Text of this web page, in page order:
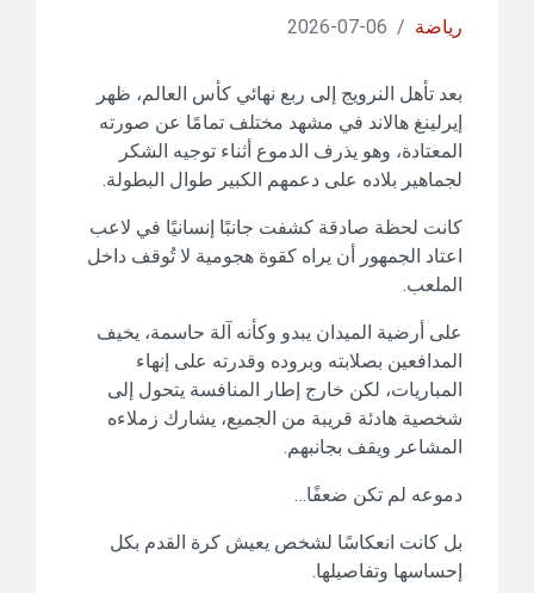
رياضة /
06-07-2026
بعد تأهل النرويج إلى ربع نهائي كأس العالم، ظهر
إيرلينغ هالاند في مشهد مختلف تمامًا عن صورته
المعتادة، وهو يذرف الدموع أثناء توجيه الشكر
لجماهير بلاده على دعمهم الكبير طوال البطولة.
كانت لحظة صادقة كشفت جانبًا إنسانيًا في لاعب
اعتاد الجمهور أن يراه كقوة هجومية لا تُوقف داخل
الملعب.
على أرضية الميدان يبدو وكأنه آلة حاسمة، يخيف
المدافعين بصلابته وبروده وقدرته على إنهاء
المباريات، لكن خارج إطار المنافسة يتحول إلى
شخصية هادئة قريبة من الجميع، يشارك زملاءه
المشاعر ويقف بجانبهم.
دموعه لم تكن ضعفًا…
بل كانت انعكاسًا لشخص يعيش كرة القدم بكل
إحساسها وتفاصيلها.